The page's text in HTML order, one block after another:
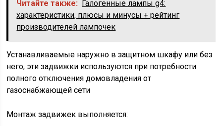
Читайте также:
Галогенные лампы g4:
характеристики, плюсы и минусы + рейтинг
производителей лампочек
Устанавливаемые наружно в защитном шкафу или без
него, эти задвижки используются при потребности
полного отключения домовладения от
газоснабжающей сети
Монтаж задвижек выполняется: